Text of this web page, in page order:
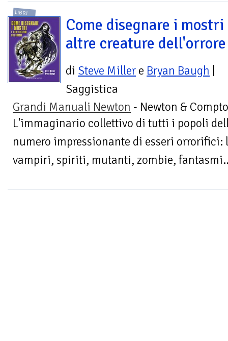
LIBRI
Come disegnare i mostri
altre creature dell'orrore
di Steve Miller e Bryan Baugh
Saggistica
Grandi Manuali Newton - Newton &
L'immaginario collettivo di tutti i popoli
numero impressionante di esseri
vampiri, spiriti, mutanti, zombie,